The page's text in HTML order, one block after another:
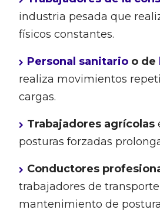
industria pesada que
físicos constantes.
Personal sanitarioo de
realiza movimientos
cargas.
Trabajadores agrícolas
posturas forzadas
Conductores
trabajadores de
mantenimiento de